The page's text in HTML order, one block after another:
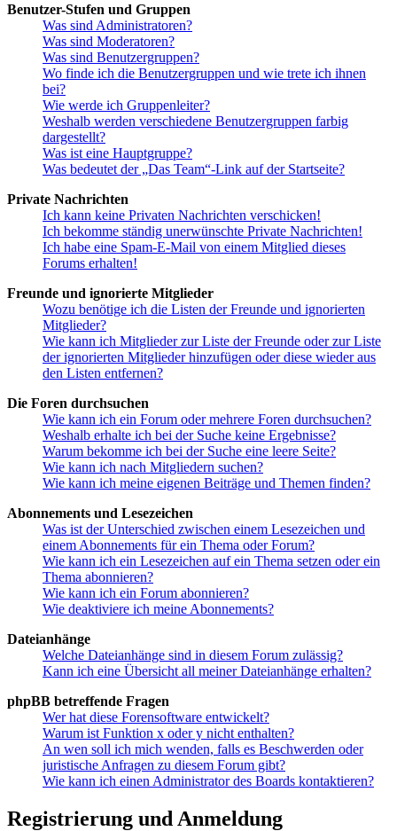
Benutzer-Stufen und Gruppen
Was sind Administratoren?
Was sind Moderatoren?
Was sind Benutzergruppen?
Wo finde ich die Benutzergruppen und wie trete ich ihnen
bei?
Wie werde ich Gruppenleiter?
Weshalb werden verschiedene Benutzergruppen farbig
dargestellt?
Was ist eine Hauptgruppe?
Was bedeutet der „Das Team“-Link auf der Startseite?
Private Nachrichten
Ich kann keine Privaten Nachrichten verschicken!
Ich bekomme ständig unerwünschte Private Nachrichten!
Ich habe eine Spam-E-Mail von einem Mitglied dieses
Forums erhalten!
Freunde und ignorierte Mitglieder
Wozu benötige ich die Listen der Freunde und ignorierten
Mitglieder?
Wie kann ich Mitglieder zur Liste der Freunde oder zur Liste
der ignorierten Mitglieder hinzufügen oder diese wieder aus
den Listen entfernen?
Die Foren durchsuchen
Wie kann ich ein Forum oder mehrere Foren durchsuchen?
Weshalb erhalte ich bei der Suche keine Ergebnisse?
Warum bekomme ich bei der Suche eine leere Seite?
Wie kann ich nach Mitgliedern suchen?
Wie kann ich meine eigenen Beiträge und Themen finden?
Abonnements und Lesezeichen
Was ist der Unterschied zwischen einem Lesezeichen und
einem Abonnements für ein Thema oder Forum?
Wie kann ich ein Lesezeichen auf ein Thema setzen oder ein
Thema abonnieren?
Wie kann ich ein Forum abonnieren?
Wie deaktiviere ich meine Abonnements?
Dateianhänge
Welche Dateianhänge sind in diesem Forum zulässig?
Kann ich eine Übersicht all meiner Dateianhänge erhalten?
phpBB betreffende Fragen
Wer hat diese Forensoftware entwickelt?
Warum ist Funktion x oder y nicht enthalten?
An wen soll ich mich wenden, falls es Beschwerden oder
juristische Anfragen zu diesem Forum gibt?
Wie kann ich einen Administrator des Boards kontaktieren?
Registrierung und Anmeldung